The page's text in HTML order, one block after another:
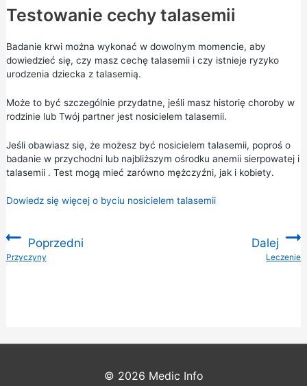
Testowanie cechy talasemii
Badanie krwi można wykonać w dowolnym momencie, aby
dowiedzieć się, czy masz cechę talasemii i czy istnieje ryzyko
urodzenia dziecka z talasemią.
Może to być szczególnie przydatne, jeśli masz historię choroby w
rodzinie lub Twój partner jest nosicielem talasemii.
Jeśli obawiasz się, że możesz być nosicielem talasemii, poproś o
badanie w przychodni lub najbliższym ośrodku anemii sierpowatej i
talasemii. Test mogą mieć zarówno mężczyźni, jak i kobiety.
Dowiedz się więcej o byciu nosicielem talasemii
Poprzedni
:Przyczyny
Dalej
Leczenie
© 2026 Medic Info